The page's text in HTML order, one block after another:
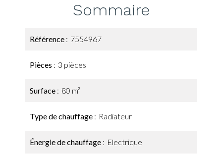
Sommaire
Référence 7554967
Pièces 3 pièces
Surface 80 m²
Type de chauffage Radiateur
Énergie de chauffage Electrique